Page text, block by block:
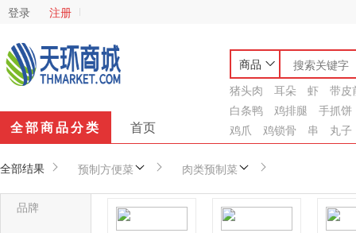
登录 注册
商品
猪头肉
耳朵 虾
带皮
白条鸭
鸡排腿
手抓饼
鸡爪
鸡锁骨 串 丸子
全部商品分类 首页
全部结果 预制方便菜 肉类预制菜
品牌